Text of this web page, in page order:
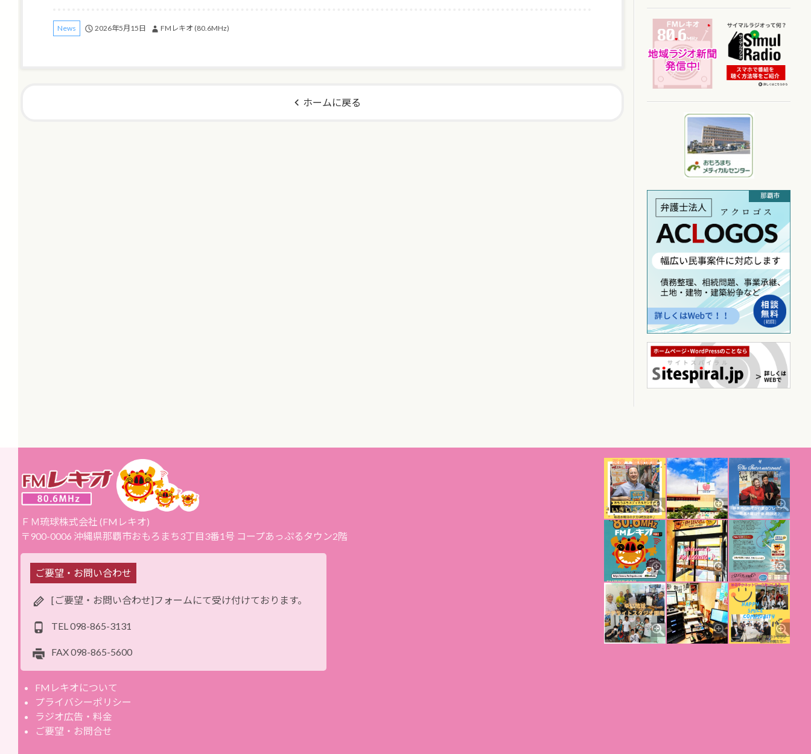
News 2026年5月15日 FMレキオ (80.6MHz)
ホームに戻る
ＦＭ琉球株式会社 (FMレキオ)
〒900-0006 沖縄県那覇市おもろまち3丁目3番1号 コープあっぷるタウン2階
ご要望・お問い合わせ
[ご要望・お問い合わせ]フォームにて受け付けております。
TEL 098-865-3131
FAX098-865-5600
FMレキオについて
プライバシーポリシー
ラジオ広告・料金
ご要望・お問合せ